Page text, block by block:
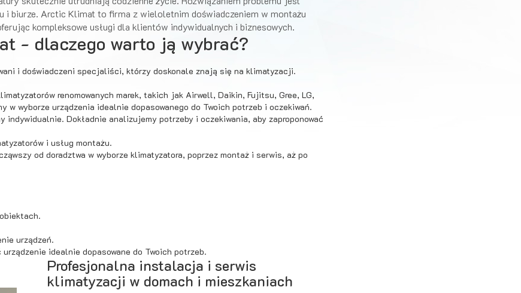
i biurze. Arctic Klimat to firma z wieloletnim doświadczeniem w montażu
kompleksowe usługi dla klientów indywidualnych i biznesowych.
- dlaczego warto ją wybrać?
i doświadczeni specjaliści, którzy doskonale znają się na klimatyzacji.
renomowanych marek, takich jak Airwell, Daikin, Fujitsu, Gree, LG,
w wyborze urządzenia idealnie dopasowanego do Twoich potrzeb i oczekiwań.
Dokładnie analizujemy potrzeby i oczekiwania, aby zaproponować
i usług montażu.
od doradztwa w wyborze klimatyzatora, poprzez montaż i serwis, aż po
urządzeń.
idealnie dopasowane do Twoich potrzeb.
Profesjonalna instalacja i serwis
klimatyzacji w domach i mieszkaniach